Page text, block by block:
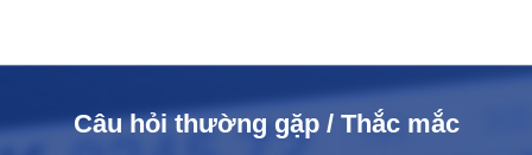
Câu hỏi thường gặp / Thắc mắc